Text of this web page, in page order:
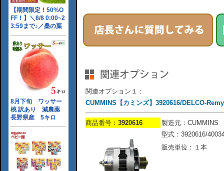
関連オプション１：
CUMMINS【カミンズ】3920616/DELCO-
商品番号： 3920616
製造元：CUMMINS
型式：3920616/
販売単位：１本